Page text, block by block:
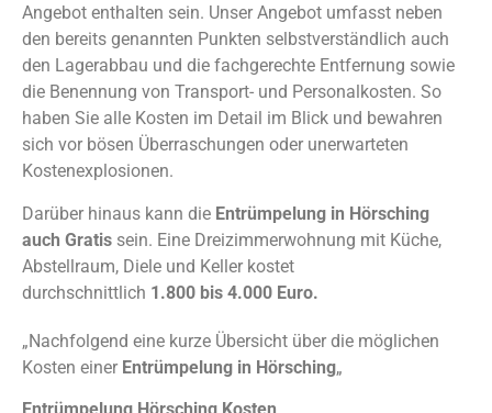
Angebot enthalten sein. Unser Angebot umfasst neben
den bereits genannten Punkten selbstverständlich auch
den Lagerabbau und die fachgerechte Entfernung sowie
die Benennung von Transport- und Personalkosten. So
haben Sie alle Kosten im Detail im Blick und bewahren
sich vor bösen Überraschungen oder unerwarteten
Kostenexplosionen.
Darüber hinaus kann die Entrümpelung in Hörsching
auch Gratis sein. Eine Dreizimmerwohnung mit Küche,
Abstellraum, Diele und Keller kostet
durchschnittlich 1.800 bis 4.000 Euro.
„Nachfolgend eine kurze Übersicht über die möglichen
Kosten einer Entrümpelung in Hörsching„